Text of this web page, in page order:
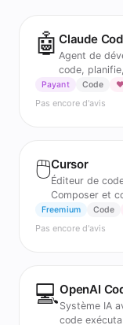
🤖 Claude
Agent de
code,
constante.
Payant Code
Pas encore d'avis
🖱️Cursor
Éditeur de
Composer et
Freemium Code
Pas encore d'avis
💻OpenAI
Système IA
code